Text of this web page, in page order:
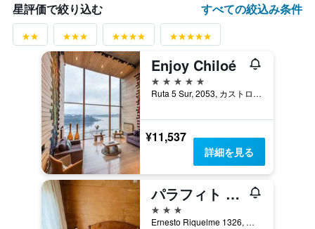
星評価で絞り込む すべての絞込み条件
Enjoy Chiloé
5つ星
Ruta 5 Sur, 2053, カストロ, チリ
¥11,537
詳細を見る
パラフィト 1326 ホテル ブティック
3つ星
Ernesto Riquelme 1326, カストロ, チリ